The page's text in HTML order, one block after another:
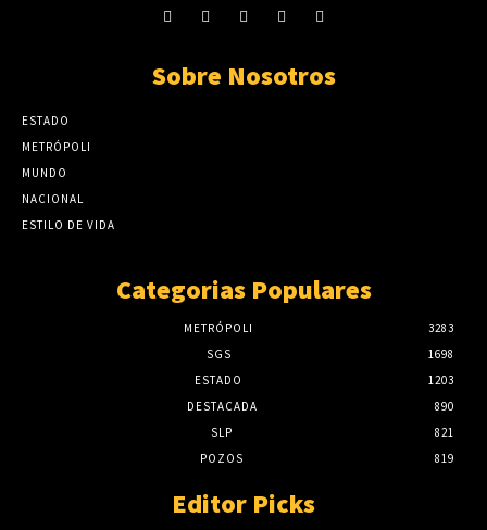
Sobre Nosotros
ESTADO
METRÓPOLI
MUNDO
NACIONAL
ESTILO DE VIDA
Categorias Populares
METRÓPOLI
3283
SGS
1698
ESTADO
1203
DESTACADA
890
SLP
821
POZOS
819
Editor Picks